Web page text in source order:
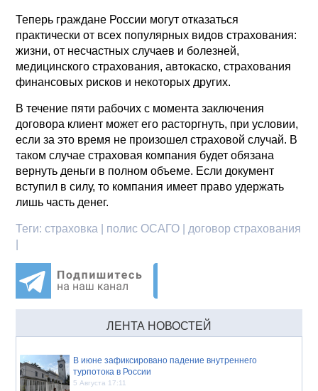
Теперь граждане России могут отказаться
практически от всех популярных видов страхования:
жизни, от несчастных случаев и болезней,
медицинского страхования, автокаско, страхования
финансовых рисков и некоторых других.
В течение пяти рабочих с момента заключения
договора клиент может его расторгнуть, при условии,
если за это время не произошел страховой случай. В
таком случае страховая компания будет обязана
вернуть деньги в полном объеме. Если документ
вступил в силу, то компания имеет право удержать
лишь часть денег.
Теги:страховка | полис ОСАГО | договор страхования
ЛЕНТА НОВОСТЕЙ
В июне зафиксировано падение внутреннего
турпотока в России
5 Августа 17:11